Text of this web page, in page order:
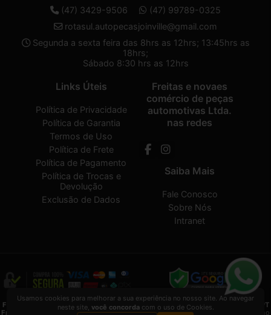
(47) 3429-9506
(47) 99789-0325
rotasul.autopecasjoinville@gmail.com
Segunda a sexta feira das 8hrs as 12hrs; 13:45hrs as
18hrs;
Sábado 8:30 hrs as 12hrs
Links Úteis
Política de Privacidade
Política de Garantia
Termos de Uso
Política de Frete
Política de Pagamento
Política de Trocas e
Devolução
Exclusão de Dados
Freitas e novaes
comércio de peças
automotivas Ltda.
nas redes
Saiba Mais
Fale Conosco
Sobre Nós
Intranet
Freitas e novaes comércio de peças automotivas Ltda.2026 CREATED BYVAAPT
Freitas e novaes comércio de peças automotivas Ltda.é uma empresa inscrita no
Usamos cookies para melhorar a sua experiência no nosso site. Ao navegar
neste site, você concordacom o uso de Cookies.